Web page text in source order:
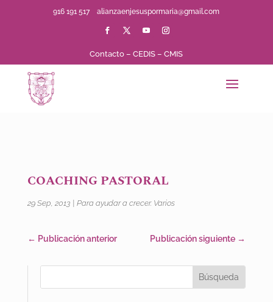
916 191 517alianzaenjesuspormaria@gmail.com
Contacto –CEDIS –CMIS
COACHING PASTORAL
29 Sep, 2013 Para ayudar a crecer. Varios
← Publicación anterior Publicación siguiente →